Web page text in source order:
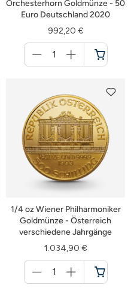
Orchesterhorn Goldmünze - 50
Euro Deutschland 2020
992,20 €
für
Warenkorb
1/4 oz Wiener Philharmoniker
Goldmünze - Österreich
verschiedene Jahrgänge
1.034,90 €
für
Warenkorb